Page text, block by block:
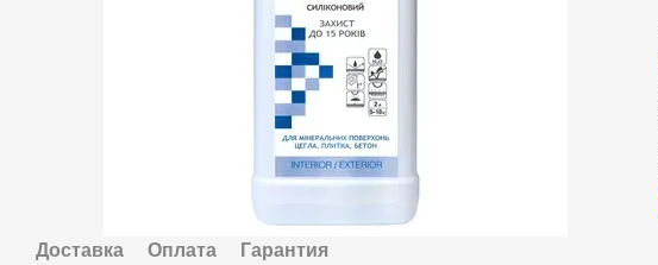
Доставка Оплата Гарантия